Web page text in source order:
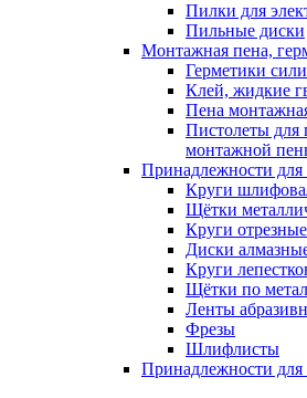
Пилки для
Пильные диски
Монтажная пена,
Герметики
Клей, жидкие
Пена
Пистолеты для
монтажной
Принадлежности для
Круги
Щётки
Круги отрезные
Диски
Круги
Щётки по
Ленты
Фрезы
Шлифлисты
Принадлежности для